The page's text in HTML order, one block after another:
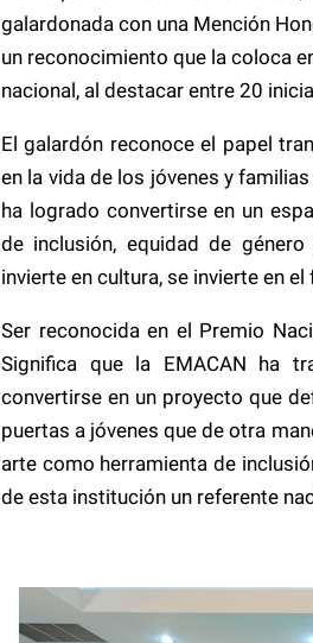
galardonada con una Mención
un reconocimiento que la coloca
nacional, al destacar entre 20
El galardón reconoce el papel
en la vida de los jóvenes y
ha logrado convertirse en un
de inclusión, equidad de
invierte en cultura, se invierte en
Ser reconocida en el Premio
Significa que la EMACAN ha
convertirse en un proyecto que
puertas a jóvenes que de otra
arte como herramienta de
de esta institución un referente